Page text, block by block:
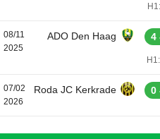
08/11
2025
ADO Den Haag 4
07/02
2026
Roda JC Kerkrade 0